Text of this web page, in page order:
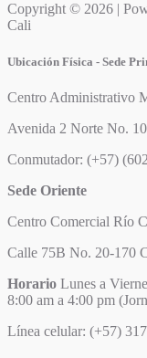
Copyright © 2026 |
Cali
Ubicación Física - Sede
Centro Administrativo
Avenida 2 Norte No.
Conmutador: (+57)
Sede Oriente
Centro Comercial Río
Calle 75B No. 20-170
Horario Lunes a
8:00 am a 4:00 pm
Línea celular: (+57)